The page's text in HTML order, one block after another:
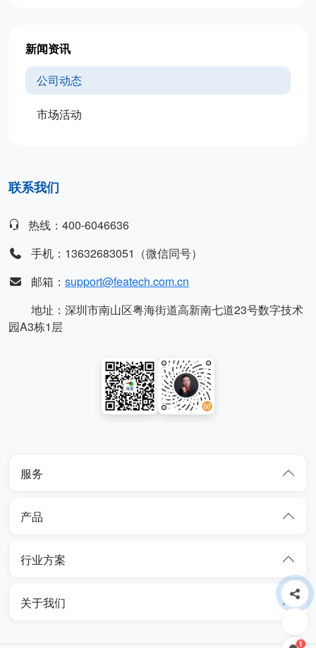
新闻资讯
公司动态
市场活动
联系我们
热线：400-6046636
手机：13632683051（微信同号）
邮箱： support@featech.com.cn
地址：深圳市南山区粤海街道高新南七道23号数字技术
园A3栋1层
服务
产品
行业方案
关于我们
1